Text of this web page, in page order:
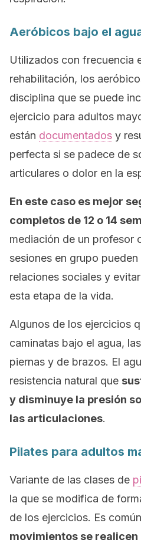
Aeróbicos bajo el
Utilizados con frecuencia
rehabilitación, los
disciplina que se puede
ejercicio para adultos
están documentados y
perfecta si se padece de
articulares o dolor en la
En este caso es mejor
completos de 12 o 14
mediación de un profesor
sesiones en grupo
relaciones sociales y
esta etapa de la vida.
Algunos de los ejercicios
caminatas bajo el agua,
piernas y de brazos. El
resistencia natural que
y disminuye la presión
las articulaciones.
Pilates para adultos
Variante de las clases de
la que se modifica de
de los ejercicios. Es
movimientos se